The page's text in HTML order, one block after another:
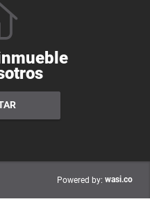
Powered by: wasi.co